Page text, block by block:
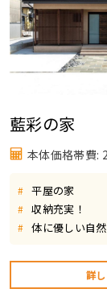
藍彩の家
本体価格帯費:
# 平屋の家
# 収納充実！
# 体に優しい自
詳